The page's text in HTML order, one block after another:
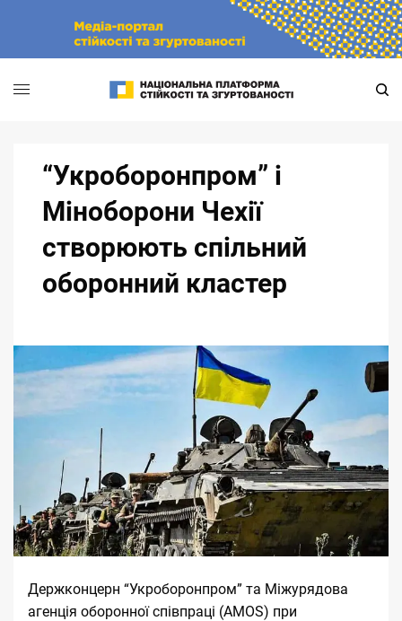
“Укроборонпром” і
Міноборони Чехії
створюють спільний
оборонний кластер
Держконцерн “Укроборонпром” та Міжурядова
агенція оборонної співпраці (AMOS) при